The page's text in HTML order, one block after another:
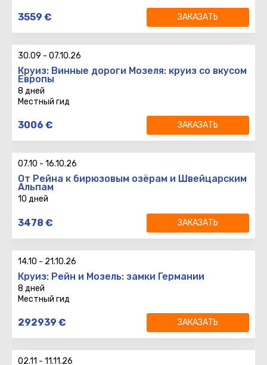
Вылет:TLV
LY321 14:45
Возврат:CDG
LY328 19:15
8 ночей
3559 € ЗАКАЗАТЬ
30.09 - 07.10.26
Круиз: Винные дороги Мозеля: круиз со вкусом
Европы
8 дней
Местный гид
Вылет:TLV
CGN 06:00
Возврат:CGN
TLV 11:15
7 ночей
3006 € ЗАКАЗАТЬ
07.10 - 16.10.26
От Рейна к бирюзовым озёрам и Швейцарским
Альпам
10 дней
Вылет:
9 ночей
3478 € ЗАКАЗАТЬ
14.10 - 21.10.26
Круиз: Рейн и Мозель: замки Германии
8 дней
Местный гид
Вылет:TLV
IZ481 06:00
Возврат:CGN
7 ночей
292939 € ЗАКАЗАТЬ
02.11 - 11.11.26